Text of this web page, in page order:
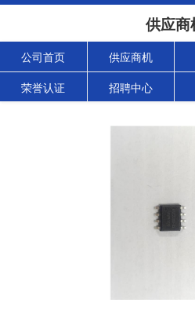
供应商
公司首页 供应商机
荣誉认证 招聘中心